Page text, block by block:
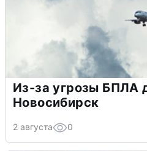
Из-за угрозы БПЛА
Новосибирск
2 августа 0